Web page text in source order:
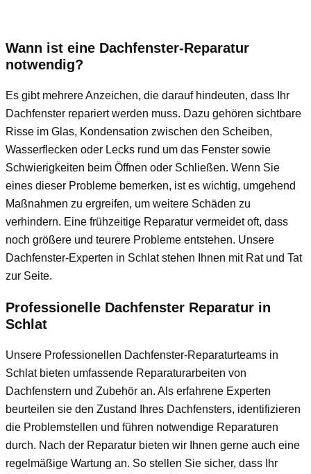
Wann ist eine Dachfenster-Reparatur
notwendig?
Es gibt mehrere Anzeichen, die darauf hindeuten, dass Ihr
Dachfenster repariert werden muss. Dazu gehören sichtbare
Risse im Glas, Kondensation zwischen den Scheiben,
Wasserflecken oder Lecks rund um das Fenster sowie
Schwierigkeiten beim Öffnen oder Schließen. Wenn Sie
eines dieser Probleme bemerken, ist es wichtig, umgehend
Maßnahmen zu ergreifen, um weitere Schäden zu
verhindern. Eine frühzeitige Reparatur vermeidet oft, dass
noch größere und teurere Probleme entstehen. Unsere
Dachfenster-Experten in Schlat stehen Ihnen mit Rat und Tat
zur Seite.
Professionelle Dachfenster Reparatur in
Schlat
Unsere Professionellen Dachfenster-Reparaturteams in
Schlat bieten umfassende Reparaturarbeiten von
Dachfenstern und Zubehör an. Als erfahrene Experten
beurteilen sie den Zustand Ihres Dachfensters, identifizieren
die Problemstellen und führen notwendige Reparaturen
durch. Nach der Reparatur bieten wir Ihnen gerne auch eine
regelmäßige Wartung an. So stellen Sie sicher, dass Ihr